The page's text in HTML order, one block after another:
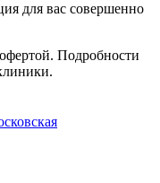
для вас совершенно
Подробности